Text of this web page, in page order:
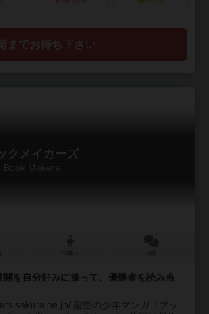
までお待ち下さい
クメイカーズ
Book Makers
を自分好みに操って、優勝者を読み当
架空の少年マンガ『ブッ